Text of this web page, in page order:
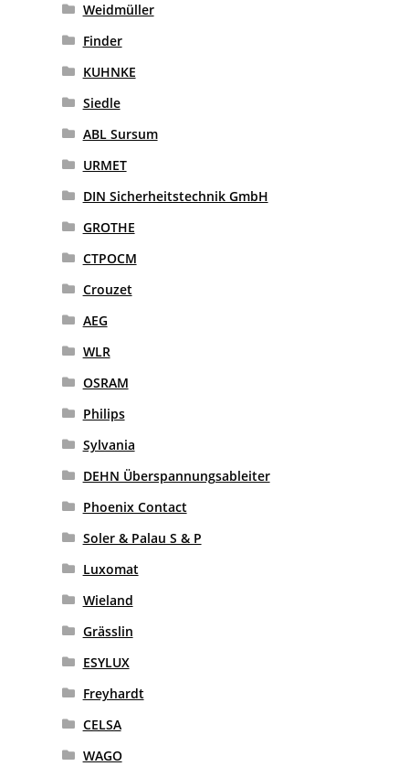
Weidmüller
Finder
KUHNKE
Siedle
ABL Sursum
URMET
DIN Sicherheitstechnik GmbH
GROTHE
CTPOCM
Crouzet
AEG
WLR
OSRAM
Philips
Sylvania
DEHN Überspannungsableiter
Phoenix Contact
Soler & Palau S & P
Luxomat
Wieland
Grässlin
ESYLUX
Freyhardt
CELSA
WAGO